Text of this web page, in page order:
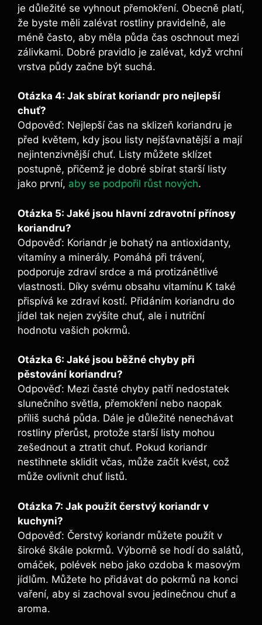
je důležité se vyhnout přemokření. Obecně platí,
že byste měli zalévat rostliny pravidelně, ale
méně často, aby měla půda čas oschnout mezi
zálivkami. Dobré pravidlo je zalévat, když vrchní
vrstva půdy začne být suchá.
Otázka 4: Jak sbírat koriandr pro nejlepší
chuť?
Odpověď: Nejlepší čas na sklizeň koriandru je
před květem, kdy jsou listy nejšťavnatější a mají
nejintenzivnější chuť. Listy můžete sklízet
postupně, přičemž je dobré sbírat starší listy
jako první, aby se podpořil růst nových.
Otázka 5: Jaké jsou hlavní zdravotní přínosy
koriandru?
Odpověď: Koriandr je bohatý na antioxidanty,
vitamíny a minerály. Pomáhá při trávení,
podporuje zdraví srdce a má protizánětlivé
vlastnosti. Díky svému obsahu vitamínu K také
přispívá ke zdraví kostí. Přidáním koriandru do
jídel tak nejen zvýšíte chuť, ale i nutriční
hodnotu vašich pokrmů.
Otázka 6: Jaké jsou běžné chyby při
pěstování koriandru?
Odpověď: Mezi časté chyby patří nedostatek
slunečního světla, přemokření nebo naopak
příliš suchá půda. Dále je důležité nenechávat
rostliny přerůst, protože starší listy mohou
zešednout a ztratit chuť. Pokud koriandr
nestihnete sklidit včas, může začít kvést, což
může ovlivnit chuť listů.
Otázka 7: Jak použít čerstvý koriandr v
kuchyni?
Odpověď: Čerstvý koriandr můžete použít v
široké škále pokrmů. Výborně se hodí do salátů,
omáček, polévek nebo jako ozdoba k masovým
jídlům. Můžete ho přidávat do pokrmů na konci
vaření, aby si zachoval svou jedinečnou chuť a
aroma.